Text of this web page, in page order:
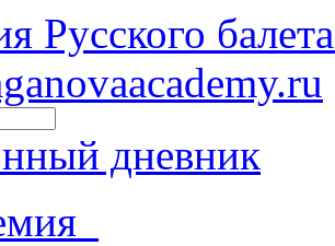
Русского
дневник